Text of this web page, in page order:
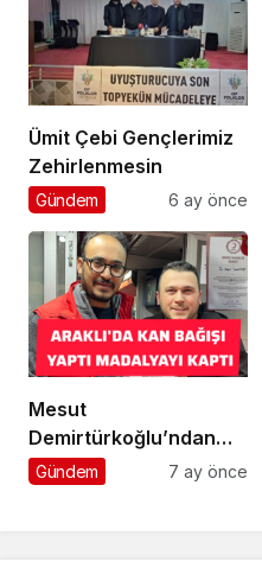
Ümit Çebi Gençlerimiz
Zehirlenmesin
Gündem 6 ay önce
Mesut
Demirtürkoğlu’ndan
Örnek Davranış
Gündem 7 ay önce